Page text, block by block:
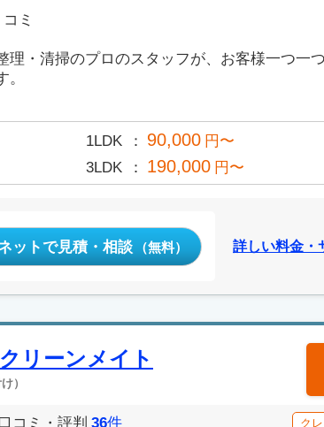
ミ
理・清掃のプロのスタッフが、お客様一つ一
1LDK 90,000 円〜
3LDK 190,000 円〜
ットで見積・相談 （無料） 詳しい料金・
リーンメイト
）
コミ・評判 36件 ク